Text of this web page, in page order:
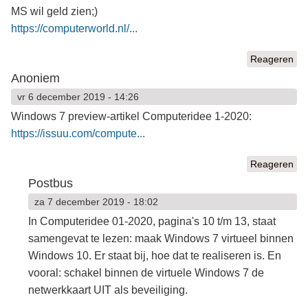
MS wil geld zien;)
https://computerworld.nl/...
Reageren
Anoniem
vr 6 december 2019 - 14:26
Windows 7 preview-artikel Computeridee 1-2020:
https://issuu.com/compute...
Reageren
Postbus
za 7 december 2019 - 18:02
In Computeridee 01-2020, pagina's 10 t/m 13, staat
samengevat te lezen: maak Windows 7 virtueel binnen
Windows 10. Er staat bij, hoe dat te realiseren is. En
vooral: schakel binnen de virtuele Windows 7 de
netwerkkaart UIT als beveiliging.